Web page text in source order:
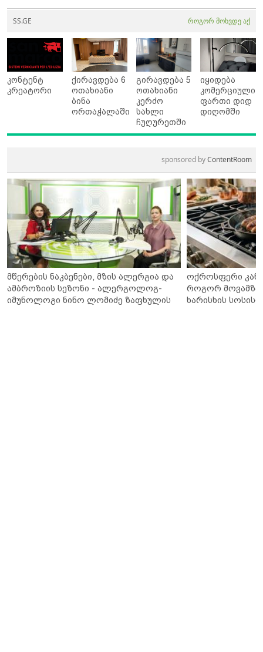
SS.GE როგორ მოხვდე აქ
კონტენტ
კრეატორი
ქირავდება 6
ოთახიანი
ბინა
ორთაჭალაში
გირავდება 5
ოთახიანი
კერძო
სახლი
ჩუღურეთში
იყიდება
კომერციული
ფართი დიდ
დიღომში
sponsored byContentRoom
მწერების ნაკბენები, მზის ალერგია და
ამბროზიის სეზონი - ალერგოლოგ-
იმუნოლოგი ნინო ლომიძე ზაფხულის
ოქროსფერი კანი
როგორ
ხარისხის სოსისი